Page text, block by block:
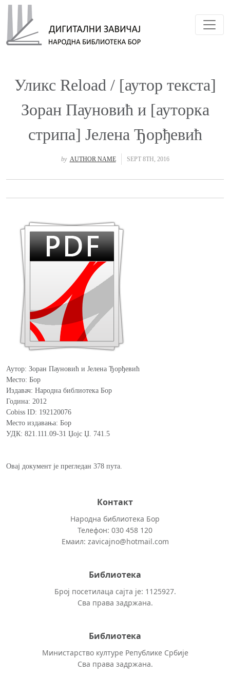
Уликс Reload / [аутор текста]
Зоран Пауновић и [ауторка
стрипа] Јелена Ђорђевић
by AUTHOR NAME SEPT 8TH, 2016
Аутор: Зоран Пауновић и Јелена Ђорђевић
Место: Бор
Издавач: Народна библиотека Бор
Година: 2012
Cobiss ID: 192120076
Место издавања: Бор
УДК: 821.111.09-31 Џојс Џ. 741.5
Овај документ је прегледан 378 пута.
Контакт
Народна библиотека Бор
Телефон: 030 458 120
Емаил: zavicajno@hotmail.com
Библиотека
Број посетилаца сајта је: 1125927.
Сва права задржана.
Библиотека
Министарство културе Републике Србије
Сва права задржана.